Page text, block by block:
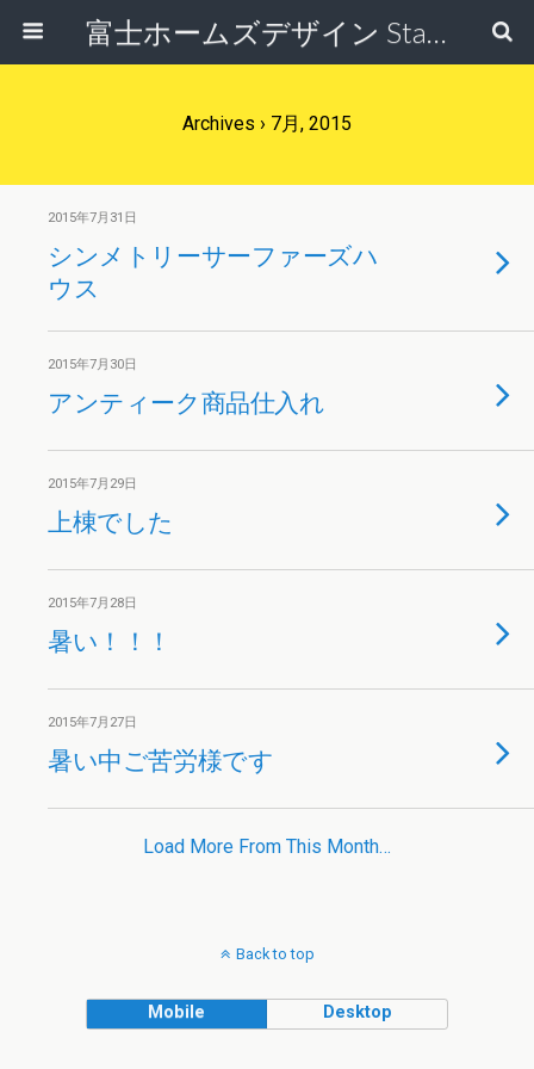
富士ホームズデザイン Staff Blog
Archives › 7月, 2015
2015年7月31日
シンメトリーサーファーズハ
ウス
2015年7月30日
アンティーク商品仕入れ
2015年7月29日
上棟でした
2015年7月28日
暑い！！！
2015年7月27日
暑い中ご苦労様です
Load More From This Month…
Back to top
Mobile Desktop